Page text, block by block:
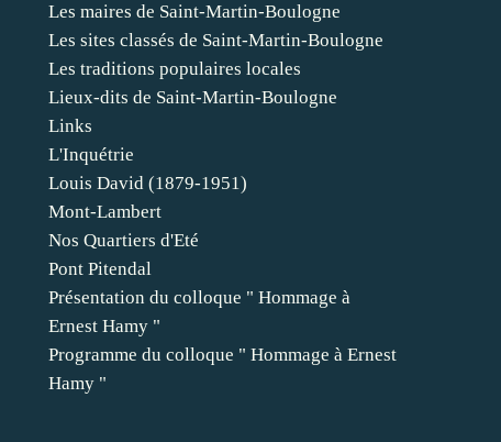
Les maires de Saint-Martin-Boulogne
Les sites classés de Saint-Martin-Boulogne
Les traditions populaires locales
Lieux-dits de Saint-Martin-Boulogne
Links
L'Inquétrie
Louis David (1879-1951)
Mont-Lambert
Nos Quartiers d'Eté
Pont Pitendal
Présentation du colloque " Hommage à
Ernest Hamy "
Programme du colloque " Hommage à Ernest
Hamy "